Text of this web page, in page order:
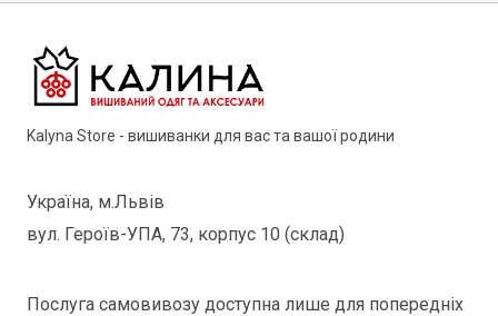
Kalyna Store - вишиванки для вас та вашої родини
Україна, м.Львів
вул. Героїв-УПА, 73, корпус 10 (склад)
Послуга самовивозу доступна лише для попередніх